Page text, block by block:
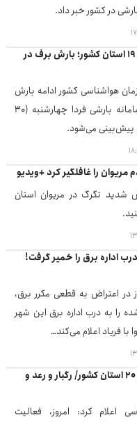
در کشور خبر داد.
هشدار به اهالی ۱۹ استان کشور؛ بارش برف در
هواشناسی کشور ادامه بارش
در اثر فعالیت سامانه بارشی فردا چهارشنبه (۳۰
را غافلگیر کرد +ویدیو
شدید تگرگ در مریوان استان
اداره برق را خمیر گرفت!
در اعتراض به قطعی مکرر برق،
را به درب اداره برق این شهر
با فریاد اعلام می‌کند…
هشدار به اهالی ۲۰ استان کشور/ رگبار و رعد و
اعلام کرد: امروز، فعالیت